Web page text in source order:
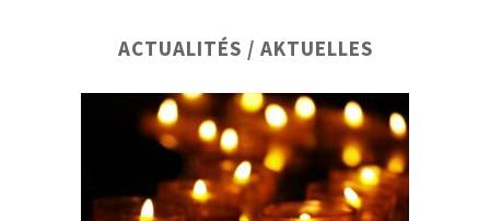
principale
ACTUALITÉS / AKTUELLES